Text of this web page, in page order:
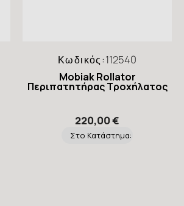
Κωδικός:112540
Mobiak Rollator
Περιπατητήρας Τροχήλατος
220,00 €
Στο Κατάστημα: